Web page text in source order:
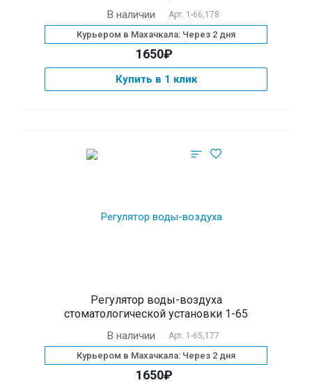
В наличии Арт. 1-66,178
Курьером в Махачкала: Через 2 дня
1650₽
Купить в 1 клик
Регулятор воды-воздуха
стоматологической установки 1-65
В наличии Арт. 1-65,177
Курьером в Махачкала: Через 2 дня
1650₽